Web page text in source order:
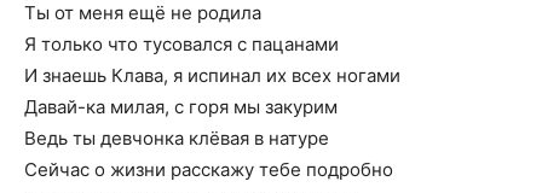
Ты от меня ещё не родила
Я только что тусовался с пацанами
И знаешь Клава, я иcпинал их всех ногами
Давай-ка милая, с горя мы закурим
Ведь ты девчонка клёвая в натуре
Сейчас о жизни расскажу тебе подробно